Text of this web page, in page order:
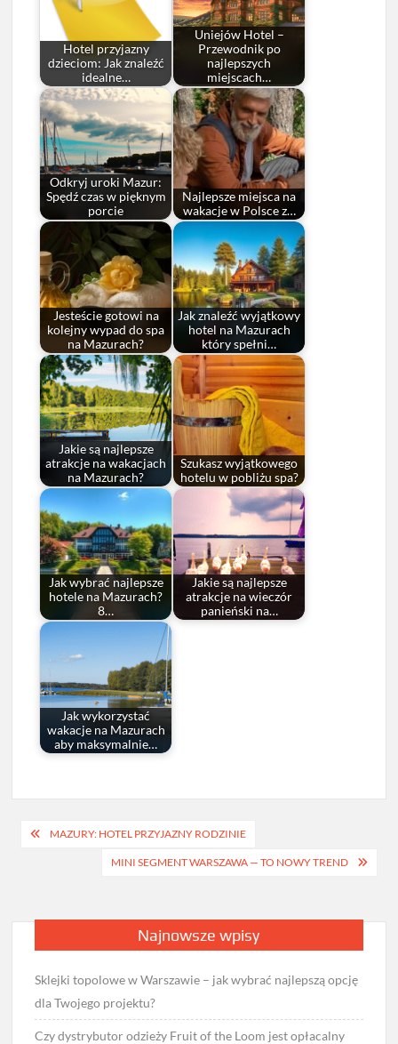
Hotel przyjazny
dzieciom: Jak znaleźć
idealne…
Uniejów Hotel –
Przewodnik po
najlepszych
miejscach…
Odkryj uroki Mazur:
Spędź czas w pięknym
porcie
Najlepsze miejsca na
wakacje w Polsce z…
Jesteście gotowi na
kolejny wypad do spa
na Mazurach?
Jak znaleźć wyjątkowy
hotel na Mazurach
który spełni…
Jakie są najlepsze
atrakcje na wakacjach
na Mazurach?
Szukasz wyjątkowego
hotelu w pobliżu spa?
Jak wybrać najlepsze
hotele na Mazurach?
8…
Jakie są najlepsze
atrakcje na wieczór
panieński na…
Jak wykorzystać
wakacje na Mazurach
aby maksymalnie…
Nawigacja
MAZURY: HOTEL PRZYJAZNY RODZINIE
MINI SEGMENT WARSZAWA — TO NOWY TREND
Najnowsze wpisy
Sklejki topolowe w Warszawie – jak wybrać najlepszą opcję
dla Twojego projektu?
Czy dystrybutor odzieży Fruit of the Loom jest opłacalny